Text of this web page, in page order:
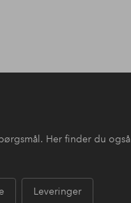
Her finder du også
Leveringer